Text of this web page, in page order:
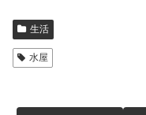
生活
水屋